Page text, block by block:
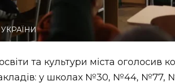
та культури міста оголосив
у школах №30, №44, №77,